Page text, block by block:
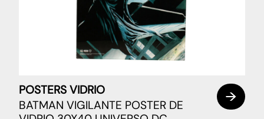
POSTERS VIDRIO
BATMAN VIGILANTE POSTER DE